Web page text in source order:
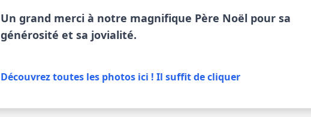
Un grand merci à notre magnifique Père Noël pour sa
générosité et sa jovialité.
Découvrez toutes les photos ici ! Il suffit de cliquer